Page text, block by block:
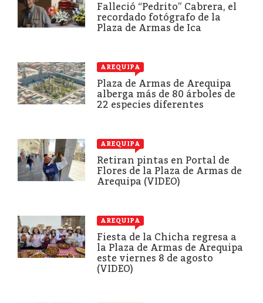
Falleció “Pedrito” Cabrera, el
recordado fotógrafo de la
Plaza de Armas de Ica
AREQUIPA
Plaza de Armas de Arequipa
alberga más de 80 árboles de
22 especies diferentes
AREQUIPA
Retiran pintas en Portal de
Flores de la Plaza de Armas de
Arequipa (VIDEO)
AREQUIPA
Fiesta de la Chicha regresa a
la Plaza de Armas de Arequipa
este viernes 8 de agosto
(VIDEO)